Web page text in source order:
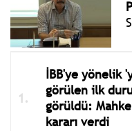
İBB'ye yönelik
görülen ilk
görüldü:
kararı verdi